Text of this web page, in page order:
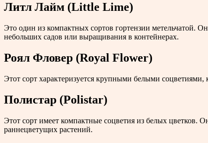
Литл Лайм (Little Lime)
Это один из компактных сортов гортензии метельчатой.
небольших садов или выращивания в контейнерах.
Роял Фловер (Royal Flower)
Этот сорт характеризуется крупными белыми
Полистар (Polistar)
Этот сорт имеет компактные соцветия из белых цветков.
раннецветущих растений.